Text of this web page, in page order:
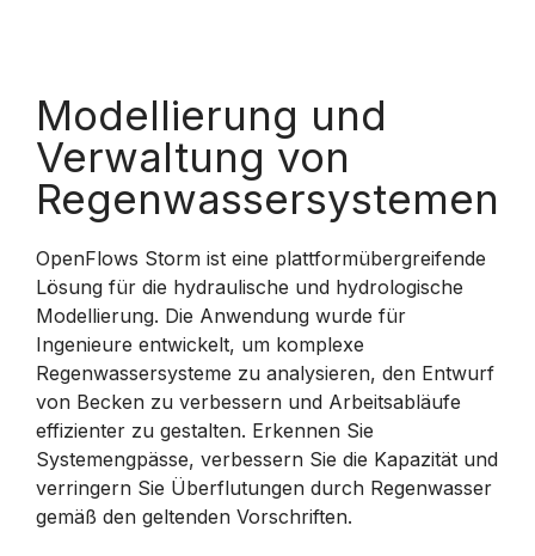
Modellierung und
Verwaltung von
Regenwassersystemen
OpenFlows Storm ist eine plattformübergreifende
Lösung für die hydraulische und hydrologische
Modellierung. Die Anwendung wurde für
Ingenieure entwickelt, um komplexe
Regenwassersysteme zu analysieren, den Entwurf
von Becken zu verbessern und Arbeitsabläufe
effizienter zu gestalten. Erkennen Sie
Systemengpässe, verbessern Sie die Kapazität und
verringern Sie Überflutungen durch Regenwasser
gemäß den geltenden Vorschriften.